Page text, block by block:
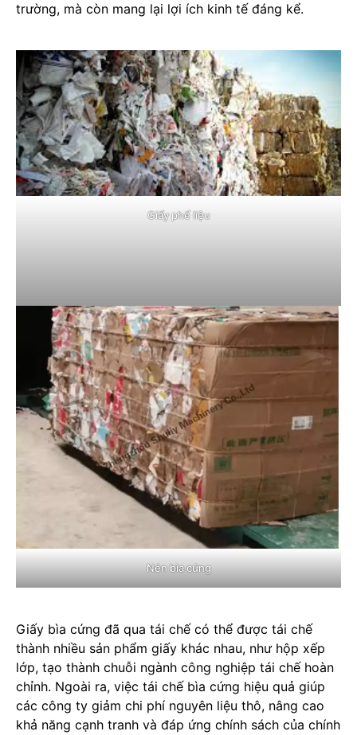
trường, mà còn mang lại lợi ích kinh tế đáng kể.
Giấy phế liệu
Nén bìa cứng
Giấy bìa cứng đã qua tái chế có thể được tái chế
thành nhiều sản phẩm giấy khác nhau, như hộp xếp
lớp, tạo thành chuỗi ngành công nghiệp tái chế hoàn
chỉnh. Ngoài ra, việc tái chế bìa cứng hiệu quả giúp
các công ty giảm chi phí nguyên liệu thô, nâng cao
khả năng cạnh tranh và đáp ứng chính sách của chính